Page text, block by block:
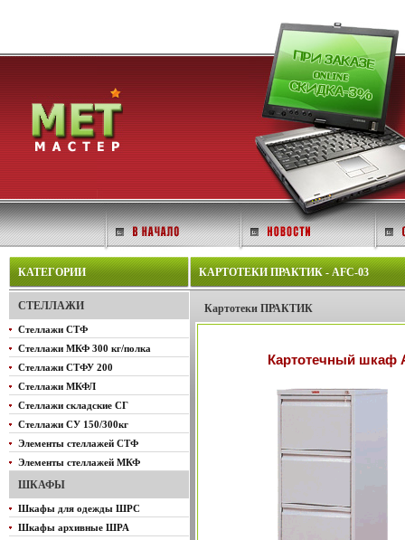
КАТЕГОРИИ
СТЕЛЛАЖИ
Стеллажи СТФ
Стеллажи МКФ 300 кг/полка
Стеллажи СТФУ 200
Стеллажи МКФЛ
Стеллажи складские СГ
Стеллажи СУ 150/300кг
Элементы стеллажей СТФ
Элементы стеллажей МКФ
ШКАФЫ
Шкафы для одежды ШРС
Шкафы архивные ШРА
КАРТОТЕКИ ПРАКТИК - AFC-03
Картотеки ПРАКТИК
Картотечный шкаф